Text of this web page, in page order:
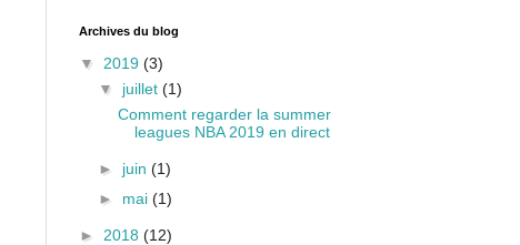
Archives du blog
▼ 2019 (3)
▼ juillet (1)
Comment regarder la summer
leagues NBA 2019 en direct
► juin (1)
► mai (1)
► 2018 (12)